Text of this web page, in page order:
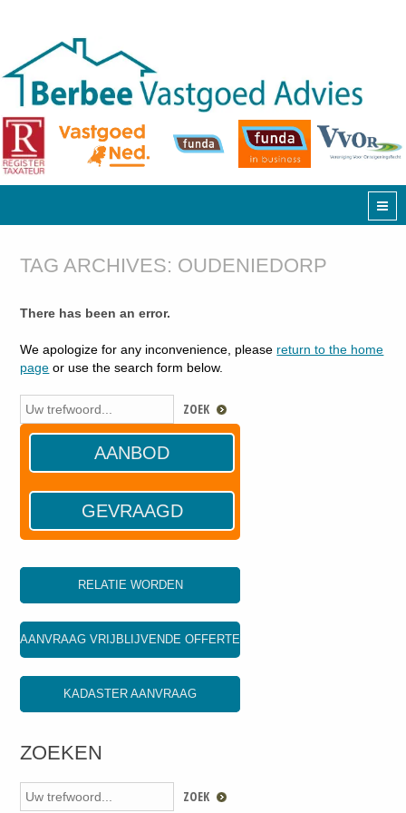
TAG ARCHIVES: OUDENIEDORP
There has been an error.
We apologize for any inconvenience, please return to the home
page or use the search form below.
AANBOD
GEVRAAGD
RELATIE WORDEN
AANVRAAG VRIJBLIJVENDE OFFERTE
KADASTER AANVRAAG
ZOEKEN